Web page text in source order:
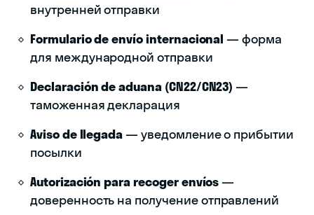
внутренней отправки
Formulario de envío internacional — форма
для международной отправки
Declaración de aduana (CN22/CN23) —
таможенная декларация
Aviso de llegada— уведомление о прибытии
посылки
Autorización para recoger envíos—
доверенность на получение отправлений